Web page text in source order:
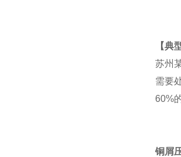
【典
苏州
需要
60%
铜屑